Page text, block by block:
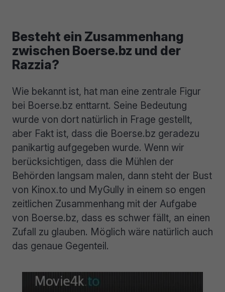
Besteht ein Zusammenhang
zwischen Boerse.bz und der
Razzia?
Wie bekannt ist, hat man eine zentrale Figur
bei Boerse.bz enttarnt. Seine Bedeutung
wurde von dort natürlich in Frage gestellt,
aber Fakt ist, dass die Boerse.bz geradezu
panikartig aufgegeben wurde. Wenn wir
berücksichtigen, dass die Mühlen der
Behörden langsam malen, dann steht der Bust
von Kinox.to und MyGully in einem so engen
zeitlichen Zusammenhang mit der Aufgabe
von Boerse.bz, dass es schwer fällt, an einen
Zufall zu glauben. Möglich wäre natürlich auch
das genaue Gegenteil.